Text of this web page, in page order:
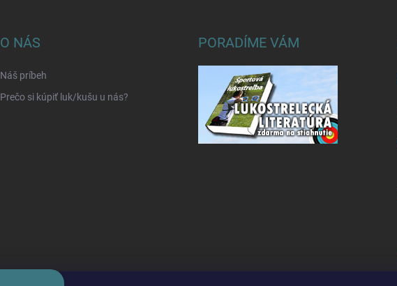
O NÁS
Náš príbeh
Prečo si kúpiť luk/kušu u nás?
PORADÍME VÁM